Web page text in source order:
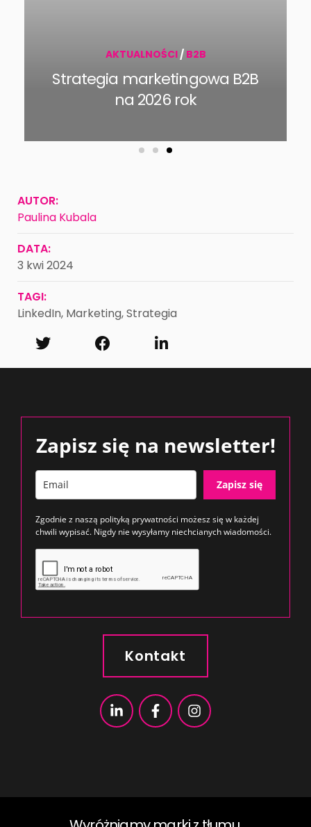
AKTUALNOŚCI/ B2B
Strategia marketingowa B2B
na 2026 rok
AUTOR:
Paulina Kubala
DATA:
3 kwi 2024
TAGI:
LinkedIn, Marketing,Strategia
Zapisz się na newsletter!
Zapisz się
Zgodnie z naszą polityką prywatności możesz się w każdej
chwili wypisać. Nigdy nie wysyłamy niechcianych wiadomości.
Kontakt